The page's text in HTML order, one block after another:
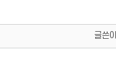
글쓴이